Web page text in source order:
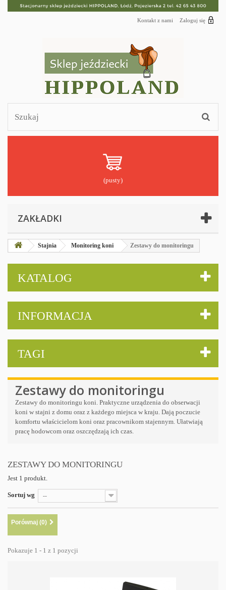
Zaloguj się
Kontakt z nami
(pusty)
ZAKŁADKI
Stajnia Monitoring koni Zestawy do monitoringu
KATALOG
INFORMACJA
TAGI
Zestawy do monitoringu
Zestawy do monitoringu koni. Praktyczne urządzenia do obserwacji
koni w stajni z domu oraz z każdego miejsca w kraju. Dają poczucie
komfortu właścicielom koni oraz pracownikom stajennym. Ułatwiają
pracę hodowcom oraz oszczędzają ich czas.
ZESTAWY DO MONITORINGU
Jest 1 produkt.
Sortuj wg --
Porównaj (0)
Pokazuje 1 - 1 z 1 pozycji